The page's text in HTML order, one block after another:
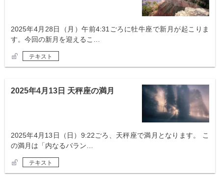
2025年4月28日（月）午前4:31ごろに牡牛座で新月が起こりま
す。今回の新月を迎えるこ…
テキスト
2025年4月13日 天秤座の満月
2025年4月13日（日）9:22ごろ、天秤座で満月となります。 こ
の満月は「内なるバラン…
テキスト